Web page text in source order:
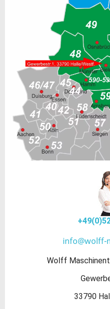
info@wolff-
Wolff
33790